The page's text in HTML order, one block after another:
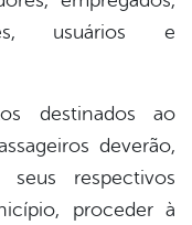
usuários e
destinados ao
deverão,
respectivos
proceder à